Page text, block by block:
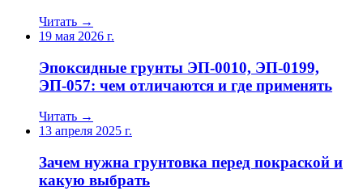
Читать →
19 мая 2026 г.
Эпоксидные грунты ЭП-0010, ЭП-0199,
ЭП-057: чем отличаются и где применять
Читать →
13 апреля 2025 г.
Зачем нужна грунтовка перед покраской и
какую выбрать